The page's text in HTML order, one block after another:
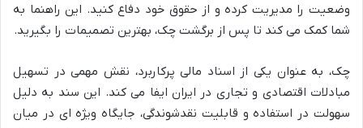
وضعیت را مدیریت کرده و از حقوق خود دفاع کنید. این راهنما به
شما کمک می کند تا پس از برگشت چک، بهترین تصمیمات را بگیرید.
چک، به عنوان یکی از اسناد مالی پرکاربرد، نقش مهمی در تسهیل
مبادلات اقتصادی و تجاری در ایران ایفا می کند. این سند به دلیل
سهولت در استفاده و قابلیت نقدشوندگی، جایگاه ویژه ای در میان